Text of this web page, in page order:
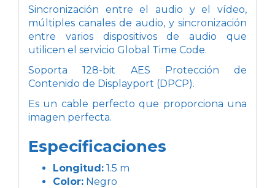
Sincronización entre el audio y el vídeo,
múltiples canales de audio, y sincronización
entre varios dispositivos de audio que
utilicen el servicio Global Time Code.
Soporta 128-bit AES Protección de
Contenido de Displayport (DPCP).
Es un cable perfecto que proporciona una
imagen perfecta.
Especificaciones
Longitud: 1.5 m
Color: Negro